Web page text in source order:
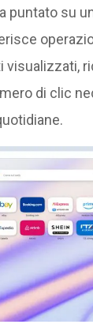
puntato su
visualizzati,
di clic